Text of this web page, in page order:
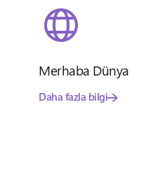
Merhaba Dünya
Daha fazla bilgi